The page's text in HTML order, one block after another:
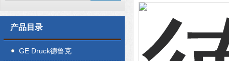
产品目录
GE Druck德鲁克